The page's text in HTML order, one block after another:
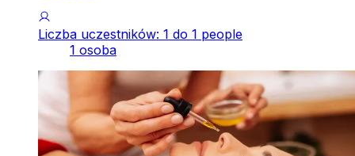
Liczba uczestników: 1 do 1 people
1 osoba